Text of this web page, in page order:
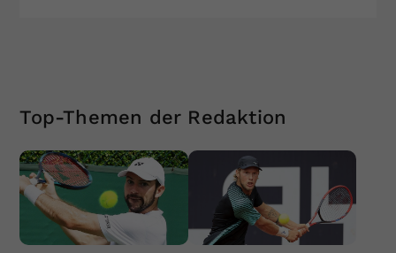
Top-Themen der Redaktion